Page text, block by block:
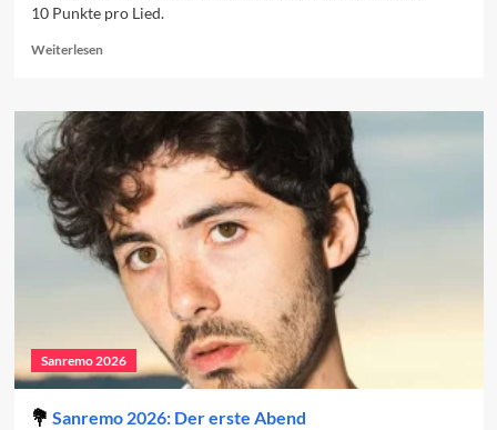
10 Punkte pro Lied.
WeiterlesenRead
So
sind
Sanremo-
Beiträge
2026
Sanremo 2026
Sanremo 2026: Der erste Abend